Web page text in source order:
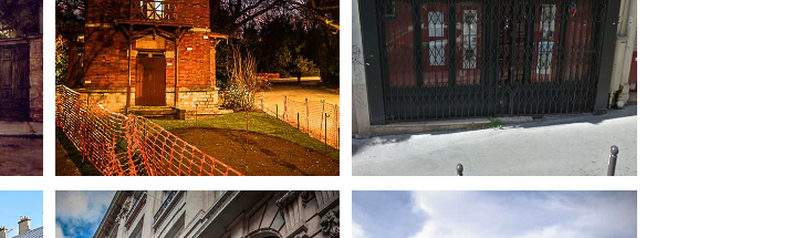
dansLe Paysan de Paris Un ferment de la vie de quartier